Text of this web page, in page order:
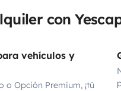
con
vehículos y
o Opción Premium, ¡tú